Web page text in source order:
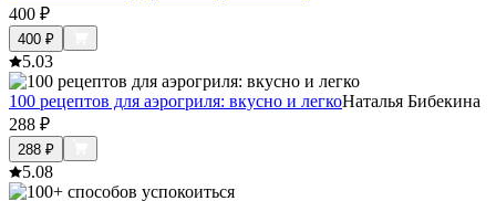
400 ₽
400 ₽
5.03
100 рецептов для аэрогриля: вкусно и легкоНаталья Бибекина
288 ₽
288 ₽
5.08